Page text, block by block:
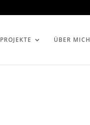
PROJEKTE ÜBER MICH